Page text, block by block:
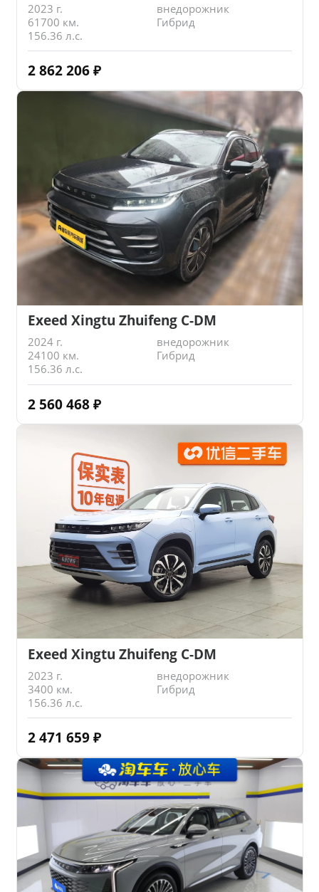
2023 г.
внедорожник
61700 км.
Гибрид
156.36 л.с.
2 862 206 ₽
Exeed Xingtu Zhuifeng C-DM
2024 г.
внедорожник
24100 км.
Гибрид
156.36 л.с.
2 560 468 ₽
Exeed Xingtu Zhuifeng C-DM
2023 г.
внедорожник
3400 км.
Гибрид
156.36 л.с.
2 471 659 ₽